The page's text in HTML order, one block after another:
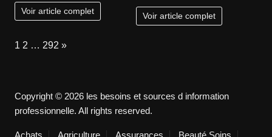
Voir article complet Voir article complet
Page:
1 2 … 292 Next
»
Copyright © 2026 les besoins et sources d information
professionnelle. All rights reserved.
Achats Agriculture Assurances Beauté Soins